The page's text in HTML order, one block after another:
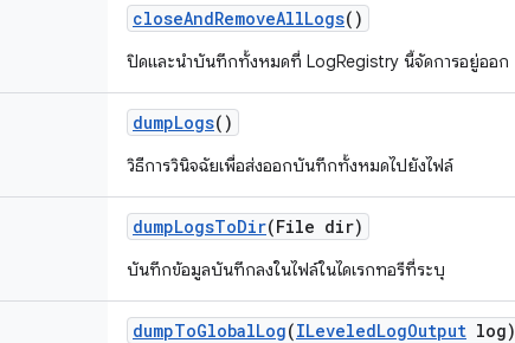
closeAndRemoveAllLogs()
ปิดและนำบันทึกทั้งหมดที่ LogRegistry นี้จัดการอยู่ออก
dumpLogs()
วิธีการวินิจฉัยเพื่อส่งออกบันทึกทั้งหมดไปยังไฟล์
dumpLogsToDir(File dir)
บันทึกข้อมูลบันทึกลงในไฟล์ในไดเรกทอรีที่ระบุ
dumpToGlobalLog(ILeveledLogOutput log)